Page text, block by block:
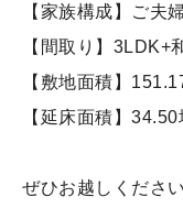
【家族構成】ご夫
【間取り】3LDK+
【敷地面積】
【延床面積】34.50
ぜひお越しくださ